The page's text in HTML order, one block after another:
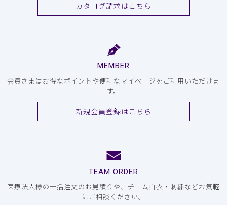
カタログ請求はこちら
MEMBER
会員さまはお得なポイントや便利なマイページをご利用いただけま
す。
新規会員登録はこちら
TEAM ORDER
医療法人様の一括注文のお見積りや、チーム白衣・刺繍などお気軽
にご相談ください。